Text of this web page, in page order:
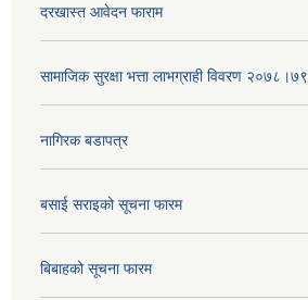
दरखास्त आवेदन फाराम
सामाजिक सुरक्षा भत्ता लाभग्राही विवरण २०७८।७९
नागिरक बडापत्र
बसाई सराइको सूचना फारम
बिबाहको सूचना फारम